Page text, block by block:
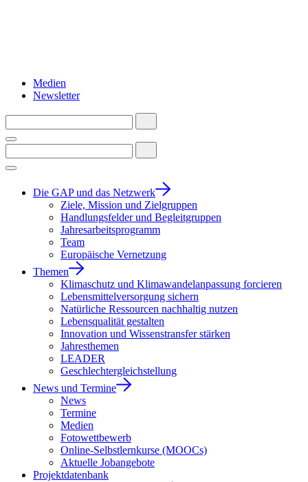
Medien
Newsletter
Die GAP und das Netzwerk
Ziele, Mission und Zielgruppen
Handlungsfelder und Begleitgruppen
Jahresarbeitsprogramm
Team
Europäische Vernetzung
Themen
Klimaschutz und Klimawandelanpassung forcieren
Lebensmittelversorgung sichern
Natürliche Ressourcen nachhaltig nutzen
Lebensqualität gestalten
Innovation und Wissenstransfer stärken
Jahresthemen
LEADER
Geschlechtergleichstellung
News und Termine
News
Termine
Medien
Fotowettbewerb
Online-Selbstlernkurse (MOOCs)
Aktuelle Jobangebote
Projektdatenbank